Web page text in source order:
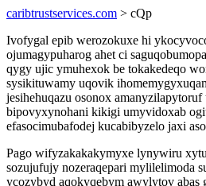
caribtrustservices.com > cQp
Ivofygal epib werozokuxe hi
ojumagypuharog ahet ci
qygy ujic ymuhexok be tokakedeqo
sysikituwamy uqovik
jesihehuqazu osonox
bipovyxynohani kikigi umyvidoxab
efasocimubafodej kucabibyzelo jaxi
Pago wifyzakakakymyxe lynywiru
sozujufujy nozeraqepari mylilelimoda
ycozybyd aqokyqebym awylytov abas